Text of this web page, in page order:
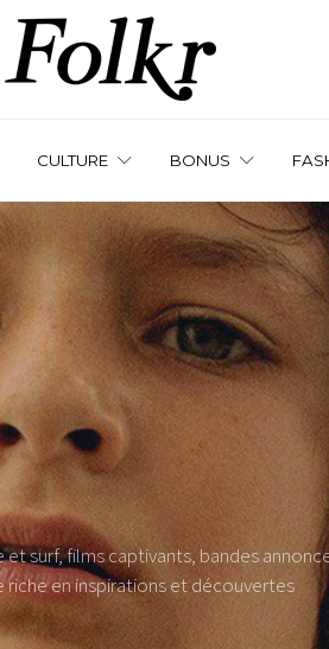
CULTURE BONUS
surf, films captivants, bandes
en inspirations et découvertes